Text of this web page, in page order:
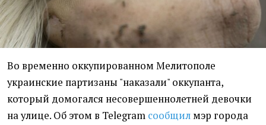
Во временно оккупированном Мелитополе
украинские партизаны "наказали" оккупанта,
который домогался несовершеннолетней девочки
на улице. Об этом в Telegram сообщил мэр города